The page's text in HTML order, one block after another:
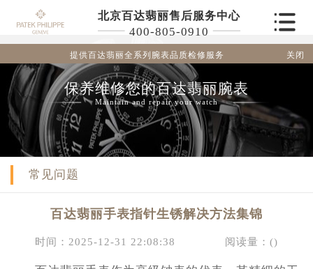
北京百达翡丽售后服务中心
400-805-0910
提供百达翡丽全系列腕表品质检修服务 关闭
保养维修您的百达翡丽腕表
Maintain and repair your watch
常见问题
百达翡丽手表指针生锈解决方法集锦
时间：2025-12-31 22:08:38 阅读量：()